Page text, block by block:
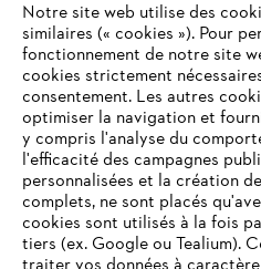
L'Entreprise
Notre site web utilise des
similaires (« cookies »). Pour
fonctionnement de notre site
cookies strictement
consentement. Les autres
optimiser la navigation et
y compris l'analyse du
l'efficacité des campagnes
personnalisées et la création
complets, ne sont placés
cookies sont utilisés à la fois
tiers (ex. Google ou Tealium).